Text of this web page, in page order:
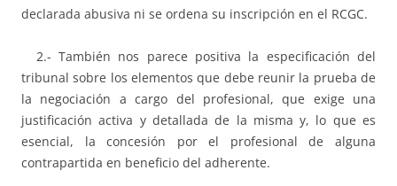
declarada abusiva ni se ordena su inscripción en el RCGC.
2.- También nos parece positiva la especificación del
tribunal sobre los elementos que debe reunir la prueba de
la negociación a cargo del profesional, que exige una
justificación activa y detallada de la misma y, lo que es
esencial, la concesión por el profesional de alguna
contrapartida en beneficio del adherente.